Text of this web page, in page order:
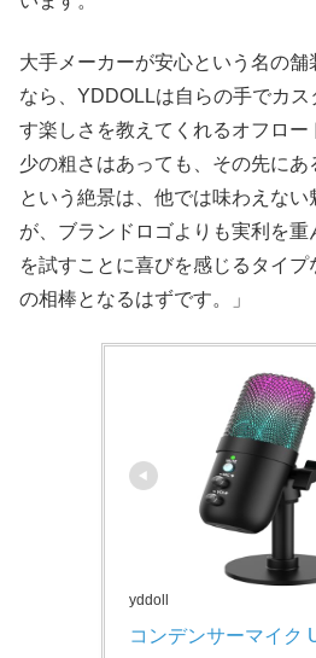
大手メーカーが安心という名の
なら、YDDOLLは自らの手でカ
す楽しさを教えてくれるオフロ
少の粗さはあっても、その先に
という絶景は、他では味わえない
が、ブランドロゴよりも実利を重
を試すことに喜びを感じるタイ
の相棒となるはずです。」
yddoll
コンデンサーマイク